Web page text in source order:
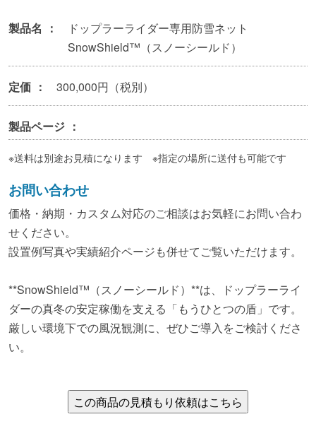
製品名
ドップラーライダー専用防雪ネット
SnowShield™（スノーシールド）
定価 300,000円（税別）
製品ページ
※送料は別途お見積になります ※指定の場所に送付も可能です
お問い合わせ
価格・納期・カスタム対応のご相談はお気軽にお問い合わ
せください。
設置例写真や実績紹介ページも併せてご覧いただけます。
**SnowShield™（スノーシールド）**は、ドップラーライ
ダーの真冬の安定稼働を支える「もうひとつの盾」です。
厳しい環境下での風況観測に、ぜひご導入をご検討くださ
い。